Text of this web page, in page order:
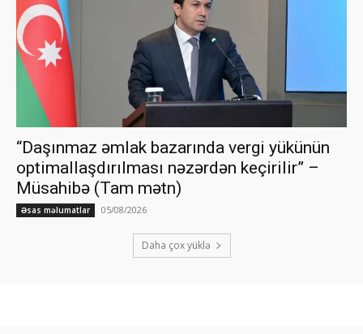
“Daşınmaz əmlak bazarında vergi yükünün
optimallaşdırılması nəzərdən keçirilir” –
Müsahibə (Tam mətn)
Əsas məlumatlar 05/08/2026
Daha çox yüklə